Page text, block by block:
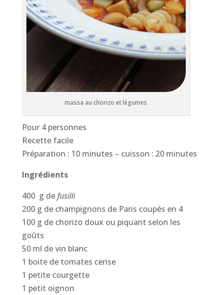
massa au chorizo et légumes
Pour 4 personnes
Recette facile
Préparation : 10 minutes – cuisson : 20 minutes
Ingrédients
400 g defusilli
200 g de champignons de Paris coupés en 4
100 g de chorizo doux ou piquant selon les
goûts
​​50 ml de vin blanc
1 boite de tomates cerise
1 petite courgette
1 petit oignon